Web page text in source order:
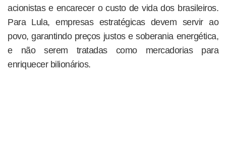
acionistas e encarecer o custo de vida dos brasileiros.
Para Lula, empresas estratégicas devem servir ao
povo, garantindo preços justos e soberania energética,
e não serem tratadas como mercadorias para
enriquecer bilionários.